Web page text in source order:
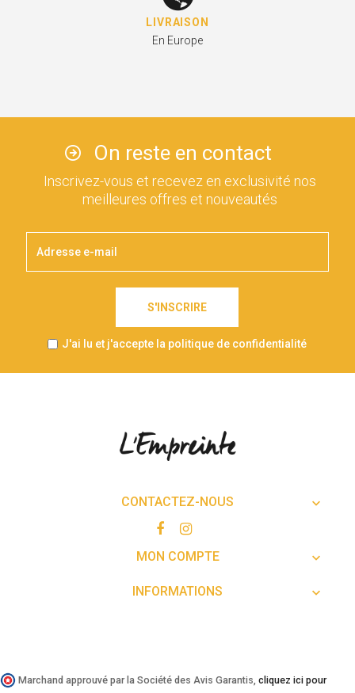
LIVRAISON
En Europe
On reste en contact
Inscrivez-vous et recevez en exclusivité nos
meilleures offres et nouveautés
S'INSCRIRE
J'ai lu et j'accepte la politique de confidentialité
CONTACTEZ-NOUS 
MON COMPTE 
INFORMATIONS 
Marchand approuvé par la Société des Avis Garantis, cliquez ici pour